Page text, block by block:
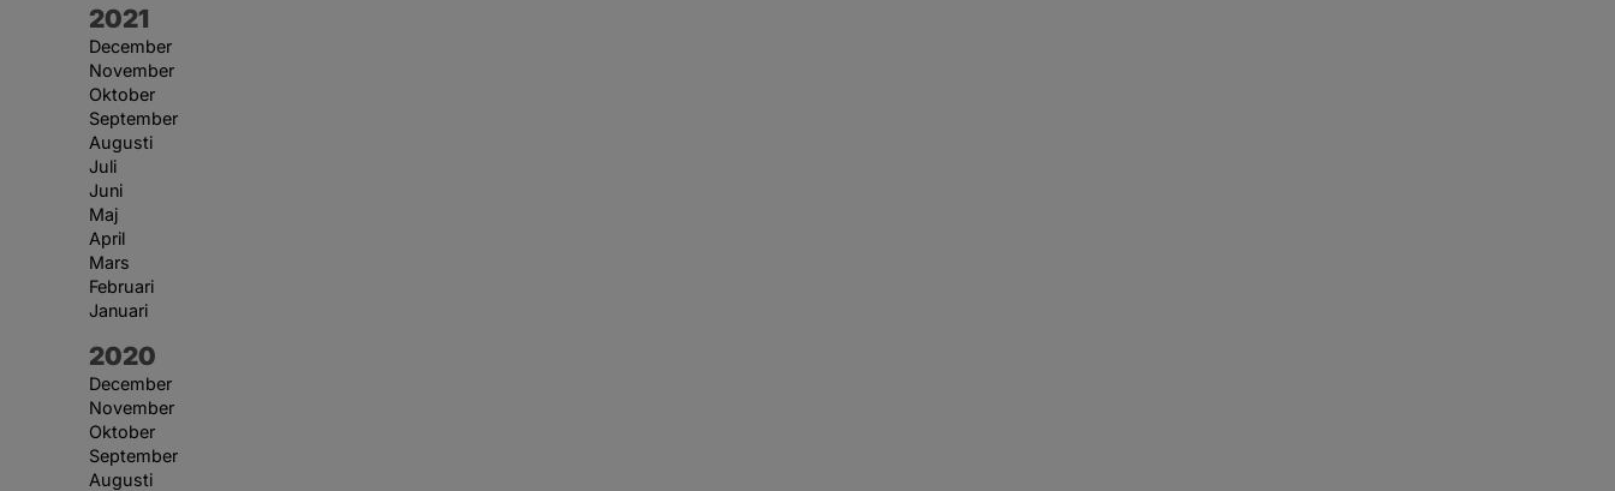
År:
2021
December
November
Oktober
September
Augusti
Juli
Juni
Maj
April
Mars
Februari
Januari
År:
2020
December
November
Oktober
September
Augusti